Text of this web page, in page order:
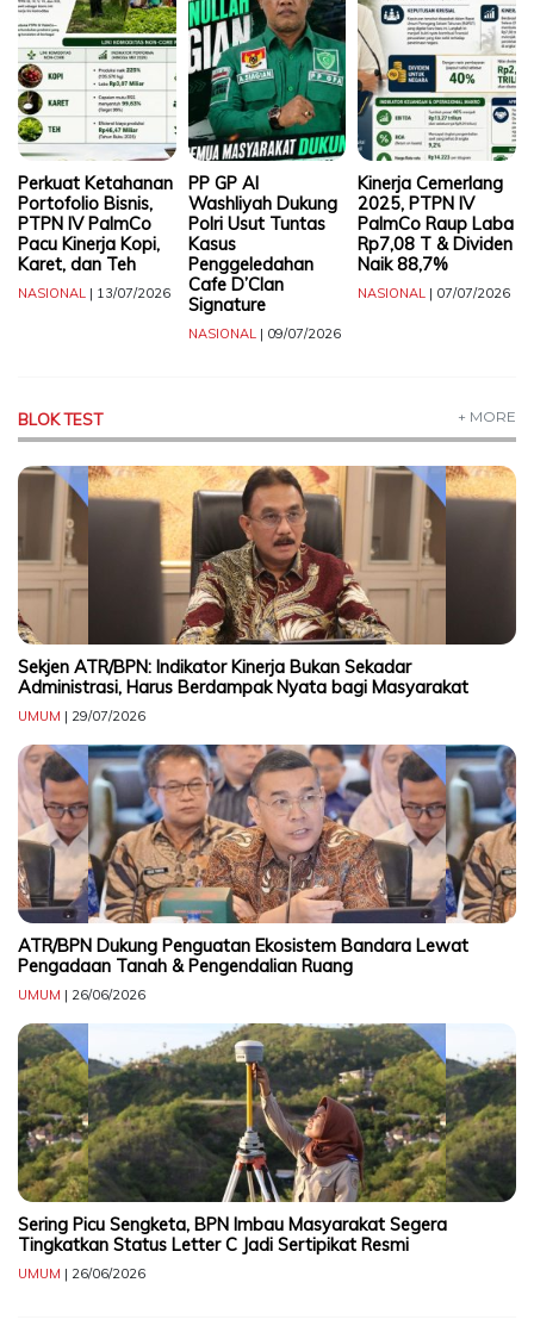
TERKONEKSI
BERSAMA
KAMI
2026
Allright
CONTACT
US
Upi
Tower
Jl.
Merdeka
17,
Jakarta,
12345
Telp:
123456789
PT
Upi
Themes
Perkuat Ketahanan
Portofolio Bisnis,
PTPN IV PalmCo
Pacu Kinerja Kopi,
Karet, dan Teh
NASIONAL | 13/07/2026
PP GP Al
Washliyah Dukung
Polri Usut Tuntas
Kasus
Penggeledahan
Cafe D’Clan
Signature
NASIONAL| 09/07/2026
Kinerja Cemerlang
2025, PTPN IV
PalmCo Raup Laba
Rp7,08 T & Dividen
Naik 88,7%
NASIONAL | 07/07/2026
BLOK TEST + MORE
Sekjen ATR/BPN: Indikator Kinerja Bukan Sekadar
Administrasi, Harus Berdampak Nyata bagi Masyarakat
UMUM | 29/07/2026
ATR/BPN Dukung Penguatan Ekosistem Bandara Lewat
Pengadaan Tanah & Pengendalian Ruang
UMUM | 26/06/2026
Sering Picu Sengketa, BPN Imbau Masyarakat Segera
Tingkatkan Status Letter C Jadi Sertipikat Resmi
UMUM | 26/06/2026